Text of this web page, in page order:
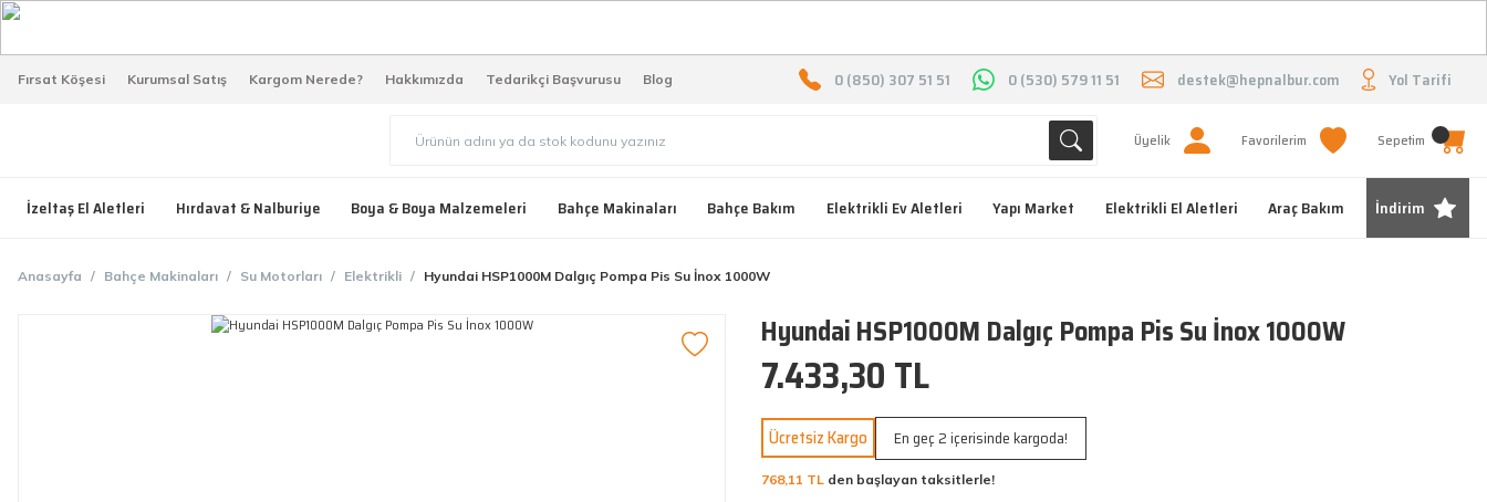
Fırsat Köşesi Kurumsal Satış Kargom Nerede? Hakkımızda Tedarikçi Başvurusu Blog 0 (850) 307 51 51 0 (530) 579 11 51 destek@hepnalbur.com Yol Tarifi
Üyelik Favorilerim Sepetim
İzeltaş El Aletleri Hırdavat & Nalburiye Boya & Boya Malzemeleri Bahçe Makinaları Bahçe Bakım Elektrikli Ev Aletleri Yapı Market Elektrikli El Aletleri Araç Bakım İndirim
Anasayfa Bahçe Makinaları Su Motorları Elektrikli Hyundai HSP1000M Dalgıç Pompa Pis Su İnox 1000W
Hyundai HSP1000M Dalgıç Pompa Pis Su İnox 1000W
7.433,30 TL
Ücretsiz Kargo En geç 2 içerisinde kargoda!
768,11 TL den başlayan taksitlerle!